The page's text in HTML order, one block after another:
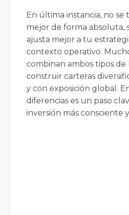
En última instancia, no se
mejor de forma absoluta,
ajusta mejor a tu
contexto operativo.
combinan ambos tipos de
construir carteras
y con exposición global.
diferencias es un paso
inversión más consciente